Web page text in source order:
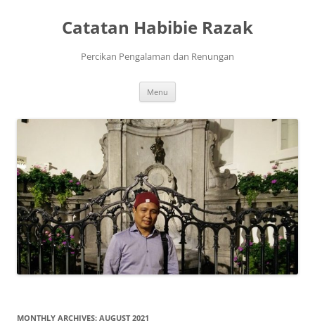
Catatan Habibie Razak
Percikan Pengalaman dan Renungan
Menu
MONTHLY ARCHIVES: AUGUST 2021